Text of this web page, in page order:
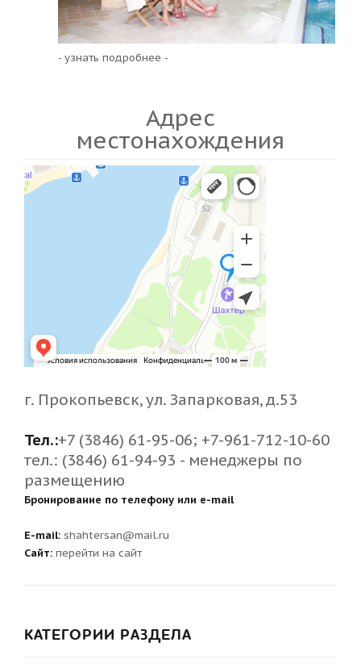
- узнать подробнее -
Адрес
местонахождения
г. Прокопьевск, ул. Запарковая, д.53
Тел.:+7 (3846) 61-95-06; +7-961-712-10-60
тел.: (3846) 61-94-93 - менеджеры по
размещению
Бронирование по телефону или e-mail
E-mail: shahtersan@mail.ru
Сайт: перейти на сайт
КАТЕГОРИИ РАЗДЕЛА